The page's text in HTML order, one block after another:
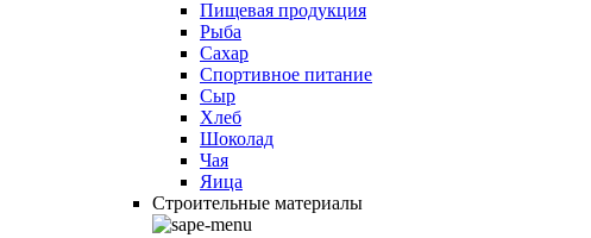
Пищевая продукция
Рыба
Сахар
Спортивное питание
Сыр
Хлеб
Шоколад
Чая
Яица
Строительные материалы